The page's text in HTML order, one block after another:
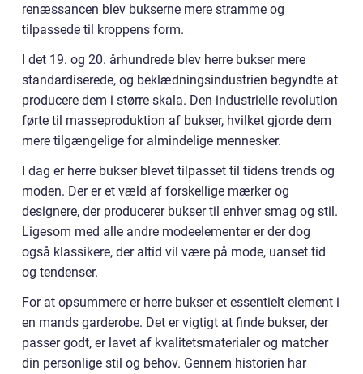
renæssancen blev bukserne mere stramme og
tilpassede til kroppens form.
I det 19. og 20. århundrede blev herre bukser mere
standardiserede, og beklædningsindustrien begyndte at
producere dem i større skala. Den industrielle revolution
førte til masseproduktion af bukser, hvilket gjorde dem
mere tilgængelige for almindelige mennesker.
I dag er herre bukser blevet tilpasset til tidens trends og
moden. Der er et væld af forskellige mærker og
designere, der producerer bukser til enhver smag og stil.
Ligesom med alle andre modeelementer er der dog
også klassikere, der altid vil være på mode, uanset tid
og tendenser.
For at opsummere er herre bukser et essentielt element i
en mands garderobe. Det er vigtigt at finde bukser, der
passer godt, er lavet af kvalitetsmaterialer og matcher
din personlige stil og behov. Gennem historien har